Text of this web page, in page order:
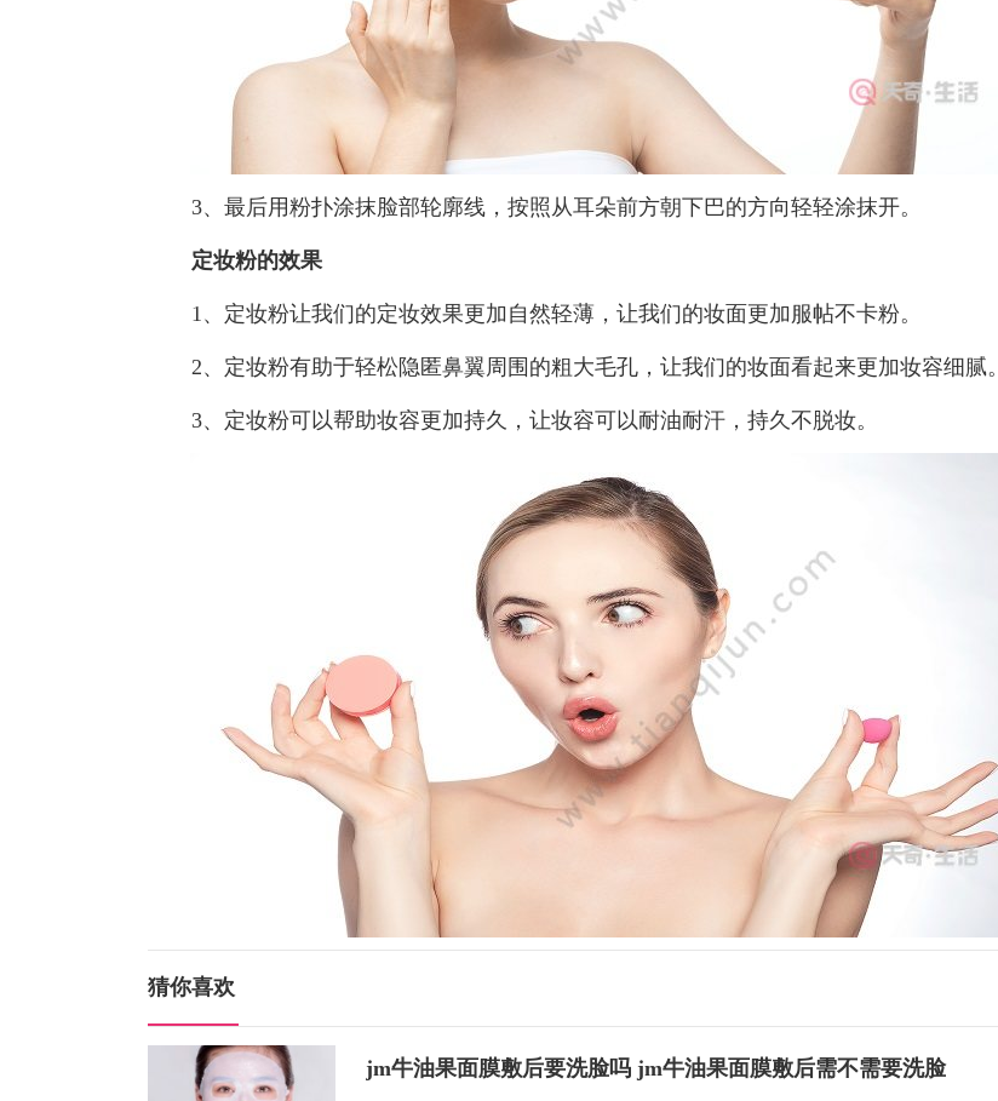
3、最后用粉扑涂抹脸部轮廓线，按照从耳朵前方朝下巴的方向轻轻涂抹开。
定妆粉的效果
1、定妆粉让我们的定妆效果更加自然轻薄，让我们的妆面更加服帖不卡粉。
2、定妆粉有助于轻松隐匿鼻翼周围的粗大毛孔，让我们的妆面看起来更加妆容细腻。
3、定妆粉可以帮助妆容更加持久，让妆容可以耐油耐汗，持久不脱妆。
猜你喜欢
jm牛油果面膜敷后要洗脸吗 jm牛油果面膜敷后需不需要洗脸